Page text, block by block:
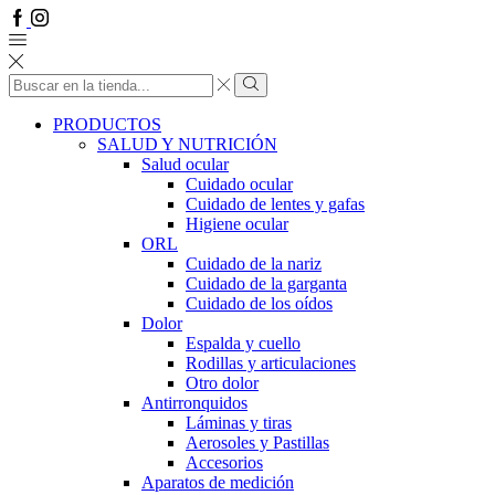
Facebook
Instagram
Search
input
Search
PRODUCTOS
SALUD Y NUTRICIÓN
Salud ocular
Cuidado ocular
Cuidado de lentes y gafas
Higiene ocular
ORL
​​Cuidado de la nariz
​​Cuidado de la garganta
​​Cuidado de los oídos
Dolor
Espalda y cuello
Rodillas y articulaciones
Otro dolor
Antirronquidos
Láminas y tiras
Aerosoles y Pastillas
Accesorios
Aparatos de medición